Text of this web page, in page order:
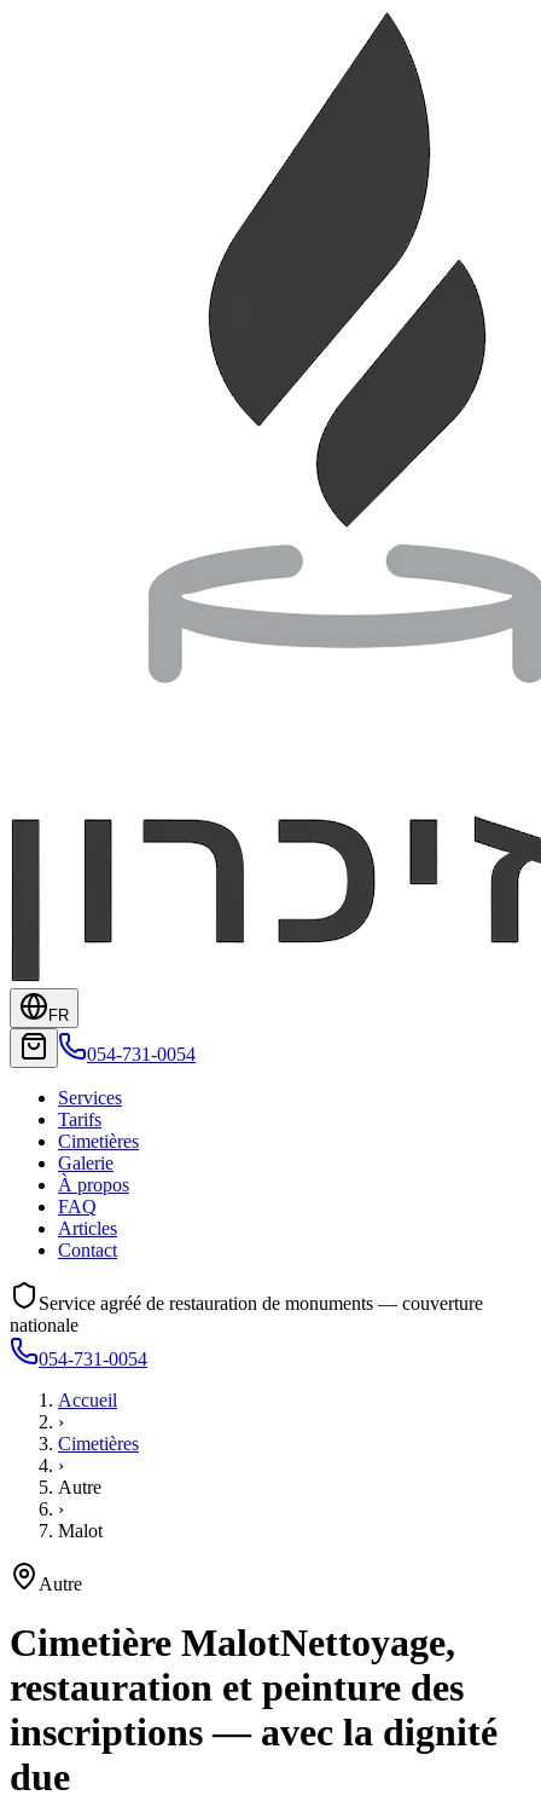
FR
054-731-0054
Services
Tarifs
Cimetières
Galerie
À propos
FAQ
Articles
Contact
Service agréé de restauration de monuments — couverture
nationale
054-731-0054
Accueil
›
Cimetières
›
Autre
›
Malot
Autre
Cimetière MalotNettoyage,
restauration et peinture des
inscriptions — avec la dignité
due